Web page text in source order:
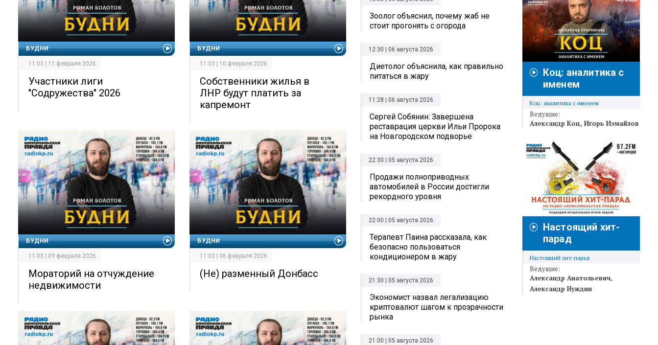
БУДНИ
11:03 | 11 февраля 2026
Участники лиги
"Содружества" 2026
БУДНИ
11:03 | 10 февраля 2026
Собственники жилья в
ЛНР будут платить за
капремонт
БУДНИ
11:03 | 09 февраля 2026
Мораторий на отчуждение
недвижимости
БУДНИ
11:03 | 06 февраля 2026
(Не) разменный Донбасс
Зоолог объяснил, почему жаб не
стоит прогонять с огорода
12:30 | 06 августа 2026
Диетолог объяснила, как правильно
питаться в жару
11:28 | 06 августа 2026
Сергей Собянин: Завершена
реставрация церкви Ильи Пророка
на Новгородском подворье
22:30 | 05 августа 2026
Продажи полноприводных
автомобилей в России достигли
рекордного уровня
22:00 | 05 августа 2026
Терапевт Паина рассказала, как
безопасно пользоваться
кондиционером в жару
21:30 | 05 августа 2026
Экономист назвал легализацию
криптовалют шагом к прозрачности
рынка
21:00 | 05 августа 2026
Коц: аналитика с
именем
Коц: аналитика с именем
Ведущие:
Александр Коц Игорь Измайлов
Настоящий хит-
парад
Настоящий хит-парад
Ведущие:
Александр Анатольевич
Александр Нуждин